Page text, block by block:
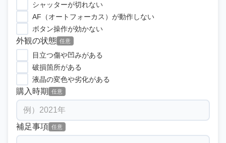
シャッターが切れない
AF（オートフォーカス）が動作しない
ボタン操作が効かない
外観の状態 任意
目立つ傷や凹みがある
破損箇所がある
液晶の変色や劣化がある
購入時期 任意
補足事項 任意